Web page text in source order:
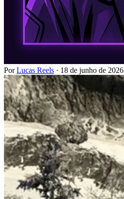
PorLucas Reels · 18 de junho de 2026